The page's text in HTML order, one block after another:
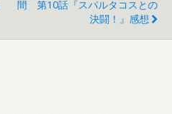
間 第10話『スパルタコスとの
決闘！』感想